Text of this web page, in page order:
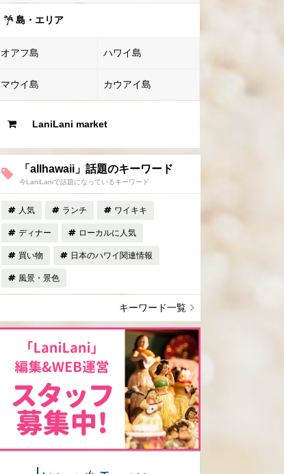
島・エリア
オアフ島 ハワイ島
マウイ島 カウアイ島
LaniLani market
「allhawaii」話題のキーワード
今LaniLaniで話題になっているキーワード
人気 ランチ ワイキキ
ディナー ローカルに人気
買い物 日本のハワイ関連情報
風景・景色
キーワード一覧